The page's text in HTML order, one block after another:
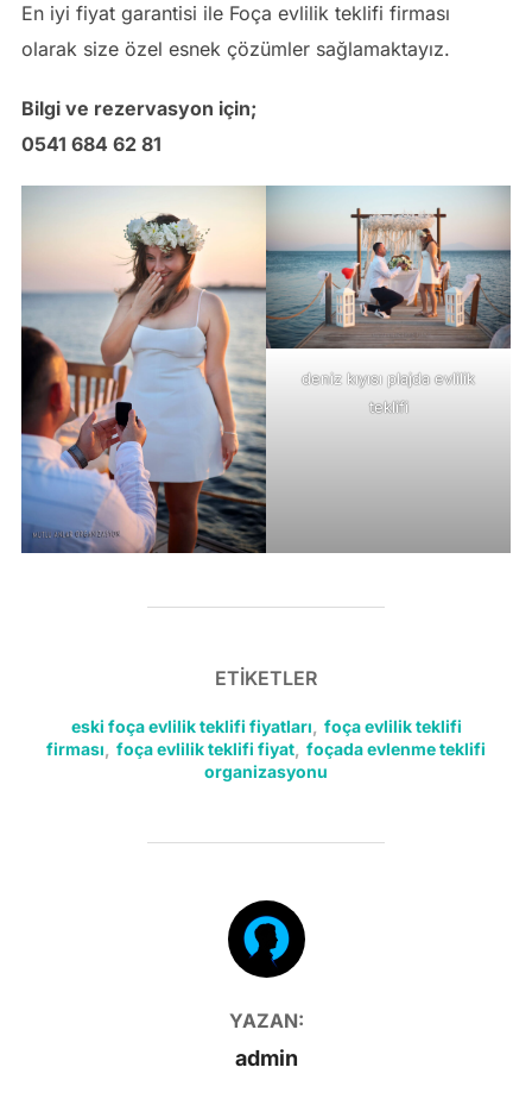
En iyi fiyat garantisi ile Foça evlilik teklifi firması
olarak size özel esnek çözümler sağlamaktayız.
Bilgi ve rezervasyon için;
0541 684 62 81
deniz kıyısı plajda evlilik
teklifi
ETIKETLER
eski foça evlilik teklifi fiyatları
foça evlilik teklifi
firması
foça evlilik teklifi fiyat foçada evlenme teklifi
organizasyonu
YAZAR
YAZAN:
admin